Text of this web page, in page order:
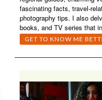
fascinating facts, travel-
photography tips. I also
books, and TV series that
GET TO KNOW ME